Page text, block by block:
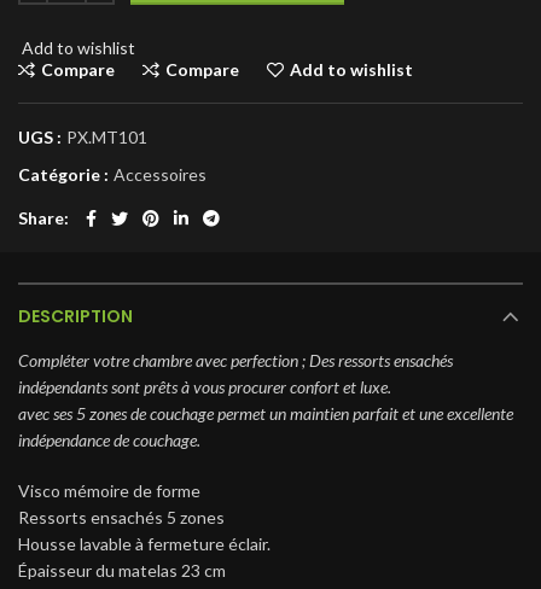
Add to wishlist
Compare
Compare Add to wishlist
UGS : PX.MT101
Catégorie : Accessoires
Share
DESCRIPTION
Compléter votre chambre avec perfection ; Des ressorts ensachés
indépendants sont prêts à vous procurer confort et luxe.
avec ses 5 zones de couchage permet un maintien parfait et une excellente
indépendance de couchage.
Visco mémoire de forme
Ressorts ensachés 5 zones
Housse lavable à fermeture éclair.
Épaisseur du matelas 23 cm